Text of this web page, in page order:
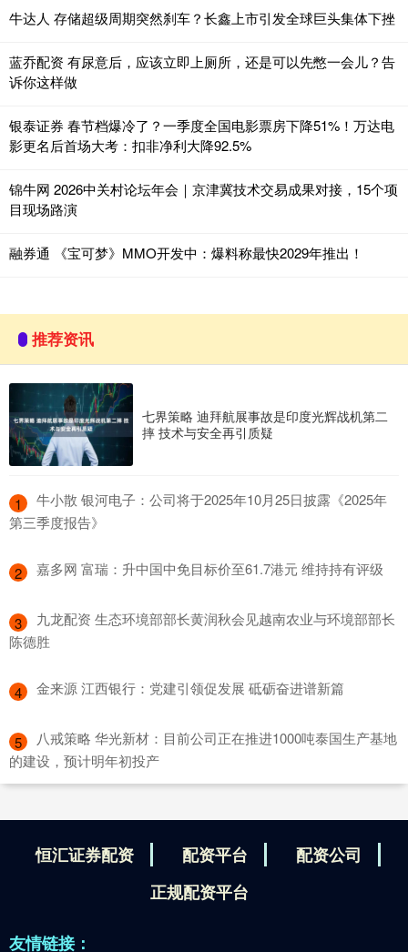
牛达人 存储超级周期突然刹车？长鑫上市引发全球巨头集体下挫
蓝乔配资 有尿意后，应该立即上厕所，还是可以先憋一会儿？告
诉你这样做
银泰证券 春节档爆冷了？一季度全国电影票房下降51%！万达电
影更名后首场大考：扣非净利大降92.5%
锦牛网 2026中关村论坛年会｜京津冀技术交易成果对接，15个项
目现场路演
融券通 《宝可梦》MMO开发中：爆料称最快2029年推出！
推荐资讯
七界策略 迪拜航展事故是印度光辉战机第二
摔 技术与安全再引质疑
1
​牛小散 银河电子：公司将于2025年10月25日披露《2025年
第三季度报告》
2 ​嘉多网 富瑞：升中国中免目标价至61.7港元 维持持有评级
3
​九龙配资 生态环境部部长黄润秋会见越南农业与环境部部长
陈德胜
4 ​金来源 江西银行：党建引领促发展 砥砺奋进谱新篇
5
​八戒策略 华光新材：目前公司正在推进1000吨泰国生产基地
的建设，预计明年初投产
恒汇证券配资 配资平台
配资公司
正规配资平台
友情链接：